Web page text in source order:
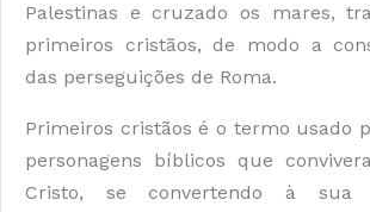
Palestinas e cruzado os mares,
primeiros cristãos, de modo a
das perseguições de Roma.
Primeiros cristãos é o termo usado
personagens bíblicos que
Cristo, se convertendo à sua